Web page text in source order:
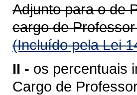
Adjunto para o de
cargo de
(Incluído pela Lei
II - os percentuais
Cargo de